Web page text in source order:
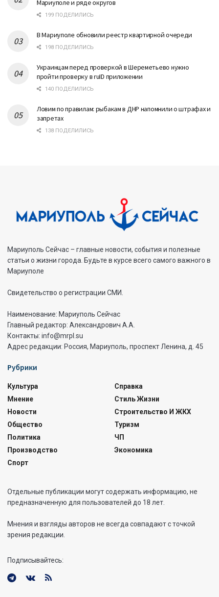
Мариуполе и ряде округов
199 ПОДЕЛИЛИСЬ
В Мариуполе обновили реестр квартирной очереди
198 ПОДЕЛИЛИСЬ
Украинцам перед проверкой в Шереметьево нужно
пройти проверку в ruID приложении
140 ПОДЕЛИЛИСЬ
Ловим по правилам: рыбакам в ДНР напомнили о штрафах и
запретах
138 ПОДЕЛИЛИСЬ
Мариуполь Сейчас – главные новости, события и полезные
статьи о жизни города. Будьте в курсе всего самого важного в
Мариуполе
Свидетельство о регистрации СМИ.
Наименование: Мариуполь Сейчас
Главный редактор: Александрович А.А.
Контакты: info@mrpl.su
Адрес редакции: Россия, Мариуполь, проспект Ленина, д. 45
Рубрики
Культура
Мнение
Новости
Общество
Политика
Производство
Спорт
Справка
Стиль Жизни
Строительство И ЖКХ
Туризм
ЧП
Экономика
Отдельные публикации могут содержать информацию, не
предназначенную для пользователей до 18 лет.
Мнения и взгляды авторов не всегда совпадают с точкой
зрения редакции.
Подписывайтесь: